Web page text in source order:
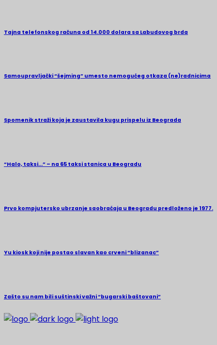
Tajna telefonskog računa od 14.000 dolara sa Labudovog brda
Samoupravljački “šejming” umesto nemogućeg otkaza (ne)radnicima
Spomenik straži koja je zaustavila kugu prispelu iz Beograda
“Halo, taksi…” – na 65 taksi stanica u Beogradu
Prvo kompjutersko ubrzanje saobraćaja u Beogradu predloženo je 1977.
Yu kiosk koji nije postao slavan kao crveni “blizanac”
Zašto su nam bili suštinski važni “bugarski baštovani”